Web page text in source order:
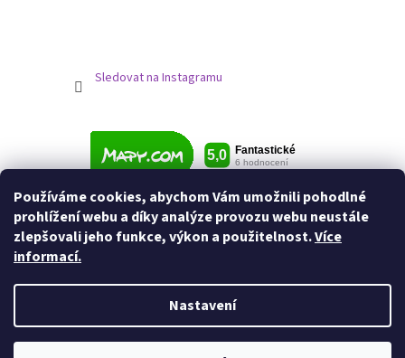
Používáme cookies, abychom Vám umožnili pohodlné
prohlížení webu a díky analýze provozu webu neustále
zlepšovali jeho funkce, výkon a použitelnost.Více
informací.
Nastavení
Sledovat na Instagramu
Vytvořil Shoptet